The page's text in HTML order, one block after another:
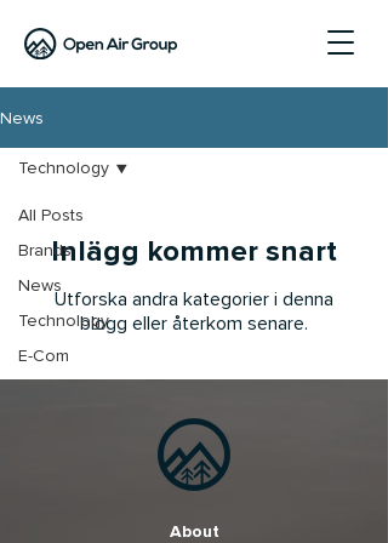
News
All Posts
Brands
News
Technology
E-Com
Technology
Inlägg kommer snart
Utforska andra kategorier i denna
blogg eller återkom senare.
About